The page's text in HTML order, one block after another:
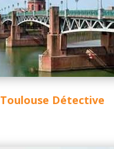
Toulouse Détective